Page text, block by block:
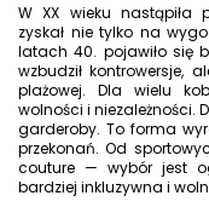
W XX wieku nastąpiła
zyskał nie tylko na
latach 40. pojawiło się
wzbudził kontrowersje,
plażowej. Dla wielu
wolności i niezależności.
garderoby. To forma
przekonań. Od
couture — wybór jest
bardziej inkluzywna i